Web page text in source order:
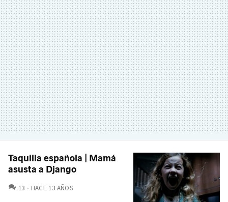
Taquilla española | Mamá
asusta a Django
13 COMENTARIOS
HACE 13 AÑOS